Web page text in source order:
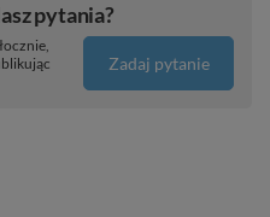
pytania?
Zadaj pytanie